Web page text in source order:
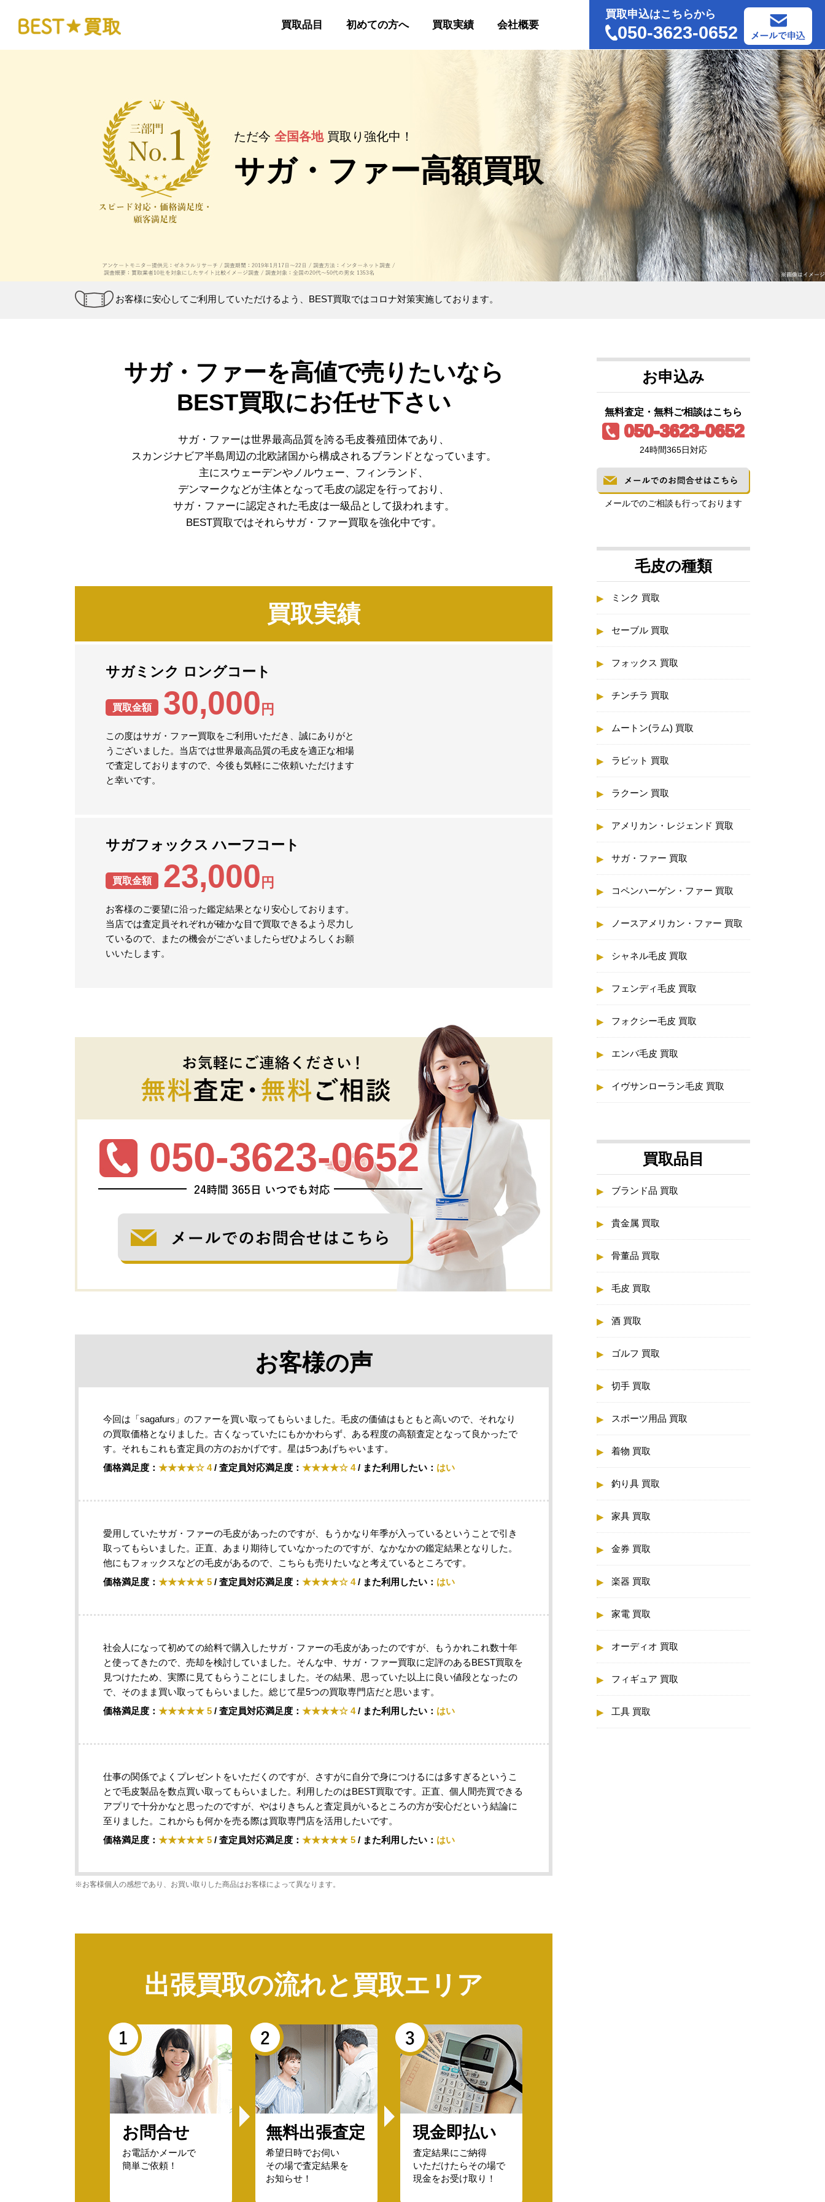
買取品目 初めての方へ 買取実績 会社概要
買取申込はこちらから
050-3623-0652
ただ今 全国各地買取り強化中！
サガ・ファー高額買取
お客様に安心してご利用していただけるよう、BEST買取ではコロナ対策実施しております。
サガ・ファーを高値で売りたいなら
BEST買取にお任せ下さい
サガ・ファーは世界最高品質を誇る毛皮養殖団体であり、
スカンジナビア半島周辺の北欧諸国から構成されるブランドとなっています。
主にスウェーデンやノルウェー、フィンランド、
デンマークなどが主体となって毛皮の認定を行っており、
サガ・ファーに認定された毛皮は一級品として扱われます。
BEST買取ではそれらサガ・ファー買取を強化中です。
買取実績
サガミンク ロングコート
買取金額 30,000 円
この度はサガ・ファー買取をご利用いただき、誠にありがと
うございました。当店では世界最高品質の毛皮を適正な相場
で査定しておりますので、今後も気軽にご依頼いただけます
と幸いです。
サガフォックス ハーフコート
買取金額 23,000 円
お客様のご要望に沿った鑑定結果となり安心しております。
当店では査定員それぞれが確かな目で買取できるよう尽力し
ているので、またの機会がございましたらぜひよろしくお願
いいたします。
050-3623-0652
お客様の声
今回は「sagafurs」のファーを買い取ってもらいました。毛皮の価値はもともと高いので、それなり
の買取価格となりました。古くなっていたにもかかわらず、ある程度の高額査定となって良かったで
す。それもこれも査定員の方のおかげです。星は5つあげちゃいます。
価格満足度： ★★★★☆ 4/ 査定員対応満足度： ★★★★☆ 4/ また利用したい： はい
愛用していたサガ・ファーの毛皮があったのですが、もうかなり年季が入っているということで引き
取ってもらいました。正直、あまり期待していなかったのですが、なかなかの鑑定結果となりした。
他にもフォックスなどの毛皮があるので、こちらも売りたいなと考えているところです。
価格満足度： ★★★★★ 5 / 査定員対応満足度： ★★★★☆ 4/ また利用したい： はい
社会人になって初めての給料で購入したサガ・ファーの毛皮があったのですが、もうかれこれ数十年
と使ってきたので、売却を検討していました。そんな中、サガ・ファー買取に定評のあるBEST買取を
見つけたため、実際に見てもらうことにしました。その結果、思っていた以上に良い値段となったの
で、そのまま買い取ってもらいました。総じて星5つの買取専門店だと思います。
価格満足度： ★★★★★ 5 / 査定員対応満足度： ★★★★☆ 4/ また利用したい： はい
仕事の関係でよくプレゼントをいただくのですが、さすがに自分で身につけるには多すぎるというこ
とで毛皮製品を数点買い取ってもらいました。利用したのはBEST買取です。正直、個人間売買できる
アプリで十分かなと思ったのですが、やはりきちんと査定員がいるところの方が安心だという結論に
至りました。これからも何かを売る際は買取専門店を活用したいです。
価格満足度： ★★★★★ 5 / 査定員対応満足度： ★★★★★ 5 / また利用したい： はい
※お客様個人の感想であり、お買い取りした商品はお客様によって異なります。
出張買取の流れと 買取エリア
お問合せ
お電話かメールで
簡単ご依頼！
無料出張査定
希望日時でお伺い
その場で査定結果を
お知らせ！
現金即払い
査定結果にご納得
いただけたらその場で
現金をお受け取り！
お申込み
無料査定・無料ご相談はこちら
050-3623-0652
24時間365日対応
メールでのご相談も行っております
毛皮の種類
ミンク 買取
セーブル 買取
フォックス 買取
チンチラ 買取
ムートン(ラム) 買取
ラビット 買取
ラクーン 買取
アメリカン・レジェンド 買取
サガ・ファー 買取
コペンハーゲン・ファー 買取
ノースアメリカン・ファー 買取
シャネル毛皮 買取
フェンディ毛皮 買取
フォクシー毛皮 買取
エンバ毛皮 買取
イヴサンローラン毛皮 買取
買取品目
ブランド品 買取
貴金属 買取
骨董品 買取
毛皮 買取
酒 買取
ゴルフ 買取
切手 買取
スポーツ用品 買取
着物 買取
釣り具 買取
家具 買取
金券 買取
楽器 買取
家電 買取
オーディオ 買取
フィギュア 買取
工具 買取